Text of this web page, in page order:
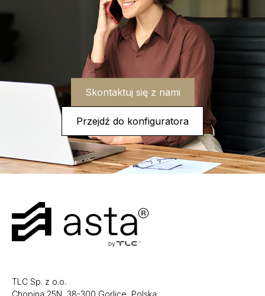
Skontaktuj się z nami
Przejdź do konfiguratora
TLC Sp. z o.o.